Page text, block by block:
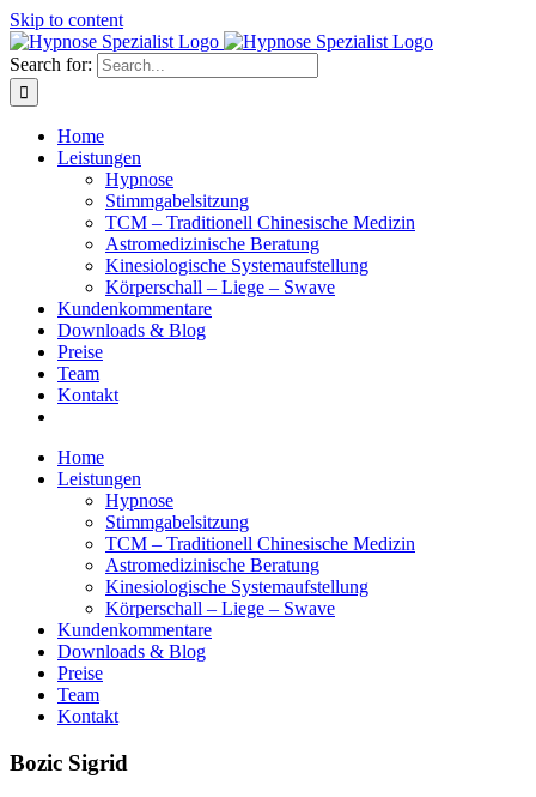
Skip to content
Search for:
Home
Leistungen
Hypnose
Stimmgabelsitzung
TCM – Traditionell Chinesische Medizin
Astromedizinische Beratung
Kinesiologische Systemaufstellung
Körperschall – Liege – Swave
Kundenkommentare
Downloads & Blog
Preise
Team
Kontakt
Home
Leistungen
Hypnose
Stimmgabelsitzung
TCM – Traditionell Chinesische Medizin
Astromedizinische Beratung
Kinesiologische Systemaufstellung
Körperschall – Liege – Swave
Kundenkommentare
Downloads & Blog
Preise
Team
Kontakt
Bozic Sigrid